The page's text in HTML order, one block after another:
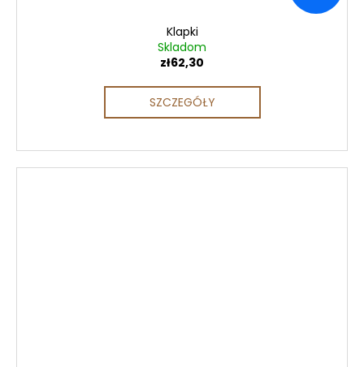
Klapki
Skladom
zł62,30
SZCZEGÓŁY